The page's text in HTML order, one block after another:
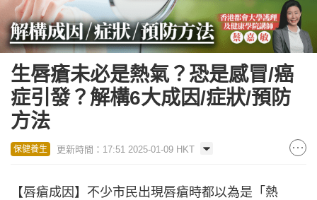
生唇瘡未必是熱氣？恐是感冒/癌
症引發？解構6大成因/症狀/預防
方法
保健養生 更新時間：17:51 2025-01-09 HKT
【唇瘡成因】不少市民出現唇瘡時都以為是「熱